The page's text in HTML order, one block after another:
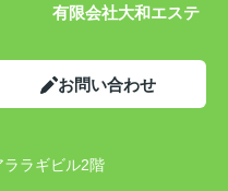
限会社大和エステ
お問い合わせ
ラギビル2階